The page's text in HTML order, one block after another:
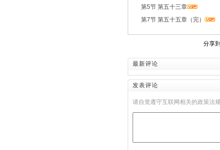
第5节 第五十三章
第7节 第五十五章（完）
分享
最新评论
发表评论
请自觉遵守互联网相关的政策法